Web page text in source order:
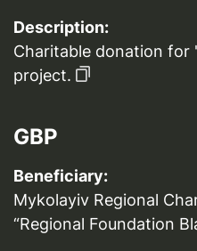
Description:
Charitable donation for
project.
GBP
Beneficiary:
Mykolayiv Regional
“Regional Foundation